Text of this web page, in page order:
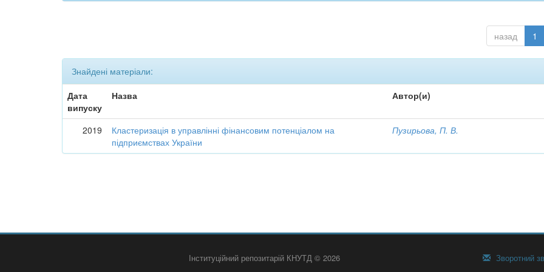
назад 1
Знайдені матеріали:
Дата
випуску
Назва Автор(и)
2019
Кластеризація в управлінні фінансовим потенціалом на
підприємствах України
Пузирьова, П. В.
Інституційний репозитарій КНУТД © 2026 Зворотний